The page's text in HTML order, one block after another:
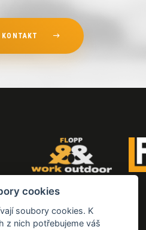
KONTAKT
cookies
soubory cookies. K
z nich potřebujeme váš